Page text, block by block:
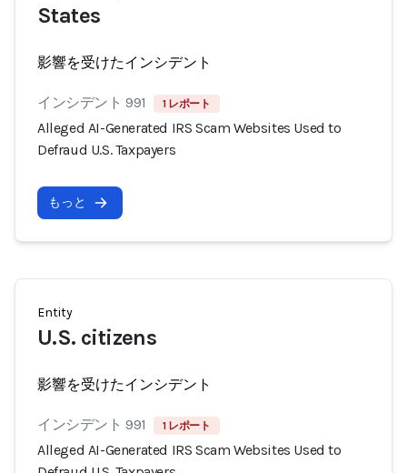
States
影響を受けたインシデント
インシデント 991 1 レポート
Alleged AI-Generated IRS Scam Websites Used to
Defraud U.S. Taxpayers
もっと
Entity
U.S. citizens
影響を受けたインシデント
インシデント 991 1 レポート
Alleged AI-Generated IRS Scam Websites Used to